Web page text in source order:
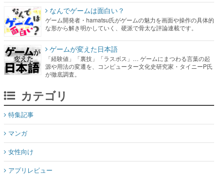
なんでゲームは面白い？
ゲーム開発者・hamatsu氏がゲームの魅力を画面や操作の具体的
な形から解き明かしていく、硬派で骨太な評論連載です。
ゲームが変えた日本語
「経験値」「裏技」「ラスボス」… ゲームにまつわる言葉の起
源や用法の変遷を、コンピューター文化史研究家・タイニーP氏
が徹底調査。
カテゴリ
特集記事
マンガ
女性向け
アプリレビュー